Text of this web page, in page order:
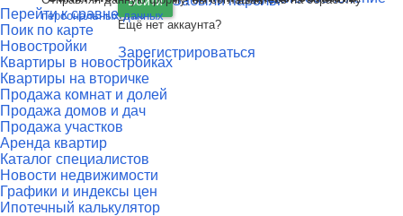
Перейти к сравнению
Поик по карте
Новостройки
Квартиры в новостройках
Квартиры на вторичке
Продажа комнат и долей
Продажа домов и дач
Продажа участков
Аренда квартир
Каталог специалистов
Новости недвижимости
Графики и индексы цен
Ипотечный калькулятор
Ещё нет аккаунта?
Зарегистрироваться
персональных данных